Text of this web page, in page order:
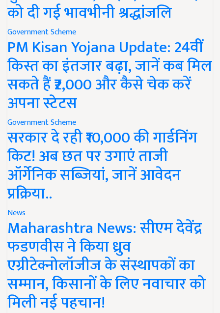
को दी गई भावभीनी श्रद्धांजलि
Government Scheme
PM Kisan Yojana Update: 24वीं
किस्त का इंतजार बढ़ा, जानें कब मिल
सकते हैं ₹2,000 और कैसे चेक करें
अपना स्टेटस
Government Scheme
सरकार दे रही ₹10,000 की गार्डनिंग
किट! अब छत पर उगाएं ताजी
ऑर्गेनिक सब्जियां, जानें आवेदन
प्रक्रिया..
News
Maharashtra News: सीएम देवेंद्र
फडणवीस ने किया ध्रुव
एग्रीटेक्नोलॉजीज के संस्थापकों का
सम्मान, किसानों के लिए नवाचार को
मिली नई पहचान!